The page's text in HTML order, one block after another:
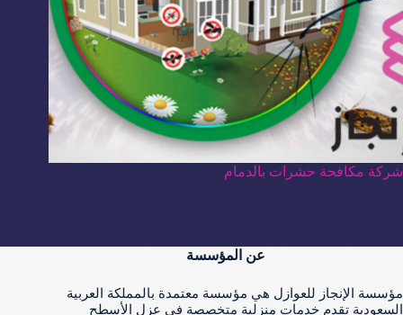
شركة مكافحة حشرات بالدمام
عن المؤسسة
مؤسسة الإنجاز للعوازل هي مؤسسة معتمدة بالمملكة العربية
السعودية تقدم خدمات منزلية متخصصة فى عزل الأسطح